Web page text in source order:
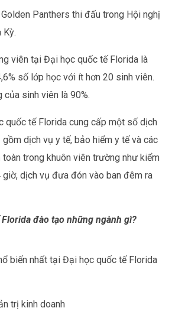
Panthers thi đấu trong Hội nghị
Kỳ.
viên tại Đại học quốc tế Florida là
số lớp học với ít hơn 20 sinh viên.
sinh viên là 90%.
quốc tế Florida cung cấp một số dịch
dịch vụ y tế, bảo hiểm y tế và các
toàn trong khuôn viên trường như kiểm
dịch vụ đưa đón vào ban đêm ra
đào tạo những ngành gì?
biến nhất tại Đại học quốc tế Florida
trị kinh doanh